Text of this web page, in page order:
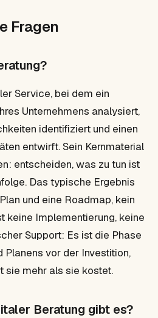
Fragen
Service, bei dem ein
Unternehmens analysiert,
identifiziert und einen
entwirft. Sein Kernmaterial
entscheiden, was zu tun ist
Das typische Ergebnis
und eine Roadmap, kein
keine Implementierung, keine
Support: Es ist die Phase
Planens vor der Investition,
sie mehr als sie kostet.
Beratung gibt es?